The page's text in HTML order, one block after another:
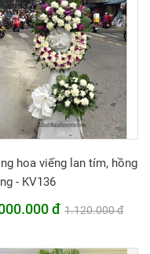
hoa viếng lan tím, hồng
- KV136
đ 1.120.000 đ